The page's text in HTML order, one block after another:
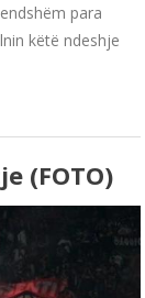
para
këtë ndeshje
(FOTO)